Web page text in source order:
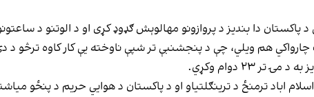
پاکستان دا بندیز د پروازونو مهالوېش ګډوډ کړی او د الوتنو د
هم ویلي، چې د پنجشنبې تر شپې ناوخته یې کار کاوه ترڅو د
۲۳ دوام وکړي.